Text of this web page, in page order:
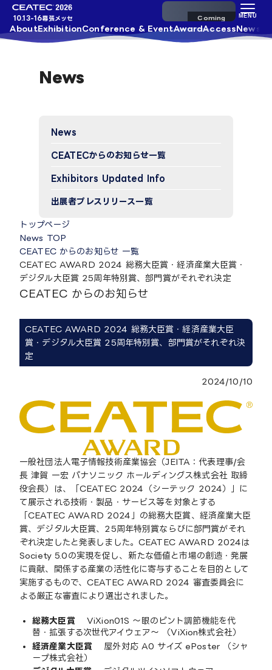
10.13-16幕張メッセ
AboutExhibitionConference & EventAwardAccess News
来場事前登録
MENU
News
News
CEATECからのお知らせ一覧
Exhibitors Updated Info​
出展者プレスリリース一覧
トップページ
News TOP
CEATEC からのお知らせ 一覧
CEATEC AWARD 2024 総務大臣賞・経済産業大臣賞・
デジタル大臣賞 25周年特別賞、部門賞がそれぞれ決定
CEATEC からのお知らせ
CEATEC AWARD 2024 総務大臣賞・経済産業大臣
賞・デジタル大臣賞 25周年特別賞、部門賞がそれぞれ決
定
2024/10/10
一般社団法人電子情報技術産業協会（JEITA：代表理事/会
長 津賀 一宏 パナソニック ホールディングス株式会社 取締
役会長）は、「CEATEC 2024（シーテック 2024）」に
て展示される技術・製品・サービス等を対象とする
「CEATEC AWARD 2024」の総務大臣賞、経済産業大臣
賞、デジタル大臣賞、25周年特別賞ならびに部門賞がそれ
ぞれ決定したと発表しました。CEATEC AWARD 2024は
Society 5.0の実現を促し、新たな価値と市場の創造・発展
に貢献、関係する産業の活性化に寄与することを目的として
実施するもので、CEATEC AWARD 2024 審査委員会に
よる厳正な審査により選出されました。
総務大臣賞 ViXion01S ～眼のピント調節機能を代
替・拡張する次世代アイウェア～ （ViXion株式会社）
経済産業大臣賞 屋外対応 A0 サイズ ePoster （シャ
ープ株式会社）